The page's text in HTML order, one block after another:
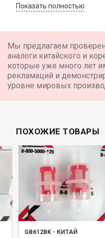
Особенности конструкции
финальной очистки.
• Прозрачная колба:
контролировать уровень
их своевременного слива.
• Варианты исполнения:
• Место установки: на
Показать полностью
Мы предлагаем
аналоги китайского и
которые уже много лет
рекламаций и
уровне мировых
ПОХОЖИЕ ТОВАРЫ
GB612BK - КИТАЙ